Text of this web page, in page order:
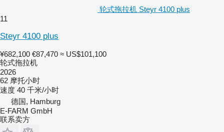
轮式拖拉机 Steyr 4100 plus
11
Steyr 4100 plus
¥682,100 €87,470 ≈ US$101,100
轮式拖拉机
2026
62 摩托小时
速度 40 千米/小时
德国, Hamburg
E-FARM GmbH
联系卖方